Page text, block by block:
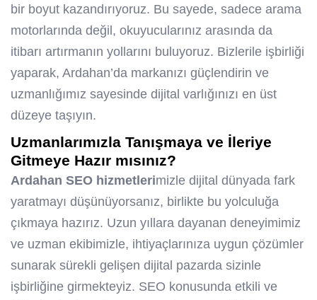
bir boyut kazandırıyoruz. Bu sayede, sadece arama
motorlarında değil, okuyucularınız arasında da
itibarı artırmanın yollarını buluyoruz. Bizlerile işbirliği
yaparak, Ardahan’da markanızı güçlendirin ve
uzmanlığımız sayesinde dijital varlığınızı en üst
düzeye taşıyın.
Uzmanlarımızla Tanışmaya ve İleriye
Gitmeye Hazır mısınız?
Ardahan SEO hizmetlerimizle dijital dünyada fark
yaratmayı düşünüyorsanız, birlikte bu yolculuğa
çıkmaya hazırız. Uzun yıllara dayanan deneyimimiz
ve uzman ekibimizle, ihtiyaçlarınıza uygun çözümler
sunarak sürekli gelişen dijital pazarda sizinle
işbirliğine girmekteyiz. SEO konusunda etkili ve